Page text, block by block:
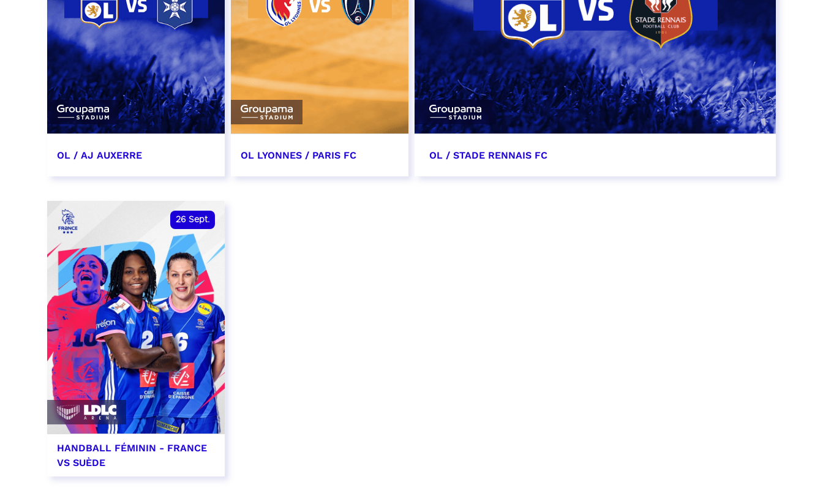
OL / AJ AUXERRE
RÉSERVER
OL LYONNES / PARIS FC OL / STADE RENNAIS FC
26 Sept.
HANDBALL FÉMININ - FRANCE
VS SUÈDE